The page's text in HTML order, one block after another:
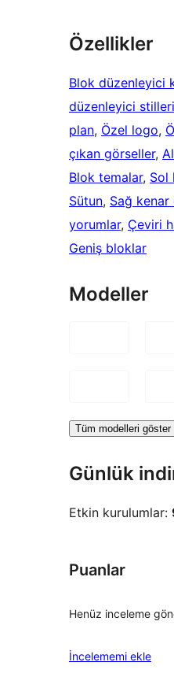
Özellikler
Blok düzenleyici
düzenleyici stilleri
plan, Özel logo,
çıkan görseller,
Blok temalar, Sol
Sütun, Sağ kenar
yorumlar, Çeviri
Geniş bloklar
Modeller
Tüm modelleri göster
Günlük
Etkin kurulumlar:
Puanlar
Henüz inceleme
İncelememi ekle